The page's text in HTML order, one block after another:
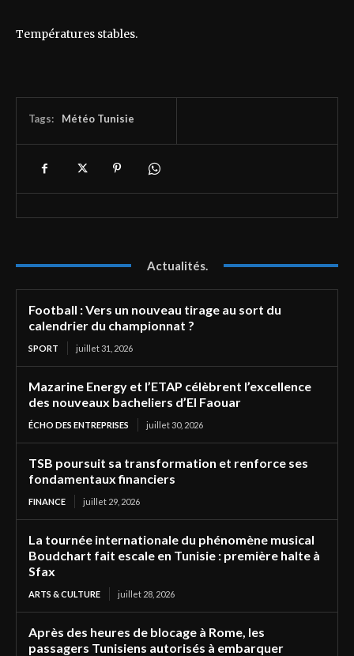
Températures stables.
Tags: Météo Tunisie
Actualités.
Football : Vers un nouveau tirage au sort du
calendrier du championnat ?
SPORT juillet 31, 2026
Mazarine Energy et l’ETAP célèbrent l’excellence
des nouveaux bacheliers d’El Faouar
ÉCHO DES ENTREPRISES juillet 30, 2026
TSB poursuit sa transformation et renforce ses
fondamentaux financiers
FINANCE juillet 29, 2026
La tournée internationale du phénomène musical
Boudchart fait escale en Tunisie : première halte à
Sfax
ARTS & CULTURE juillet 28, 2026
Après des heures de blocage à Rome, les
passagers Tunisiens autorisés à embarquer